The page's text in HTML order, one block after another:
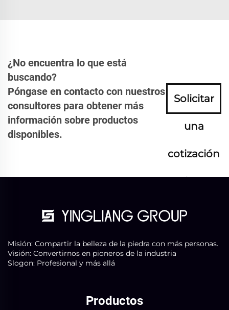
¿No encuentra lo que está
buscando?
Póngase en contacto con nuestros
consultores para obtener más
información sobre productos
disponibles.
Solicitar
una
cotización
ahora
Misión: Compartir la belleza de la piedra con más personas.
Visión: Convertirnos en pioneros de la industria
Slogon: Profesional y más allá
Productos